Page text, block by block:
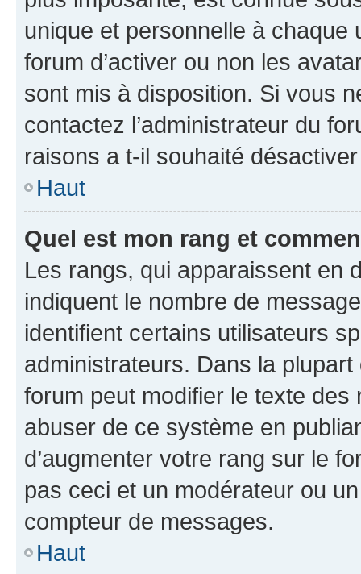
unique et personnelle à chaque
forum d’activer ou non les
sont mis à disposition. Si vous
contactez l’administrateur du
raisons a t-il souhaité
Haut
Quel est mon rang et
Les rangs, qui apparaissent en
indiquent le nombre de
identifient certains utilisateurs
administrateurs. Dans la
forum peut modifier le texte
abuser de ce système en
d’augmenter votre rang sur le
pas ceci et un modérateur ou
compteur de messages.
Haut